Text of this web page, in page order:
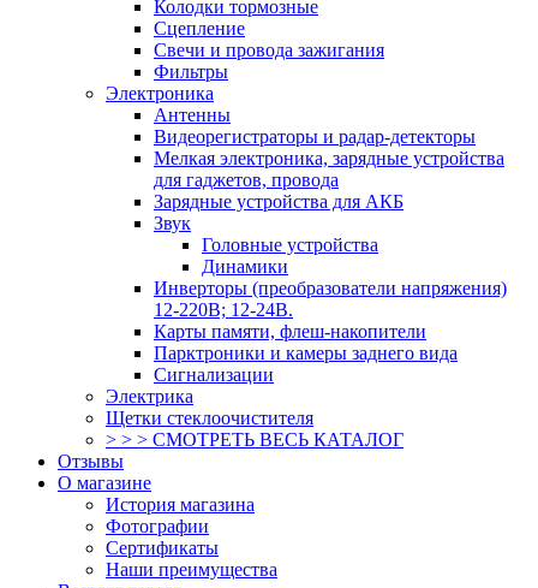
Колодки тормозные
Сцепление
Свечи и провода зажигания
Фильтры
Электроника
Антенны
Видеорегистраторы и радар-детекторы
Мелкая электроника, зарядные устройства
для гаджетов, провода
Зарядные устройства для АКБ
Звук
Головные устройства
Динамики
Инверторы (преобразователи напряжения)
12-220В; 12-24В.
Карты памяти, флеш-накопители
Парктроники и камеры заднего вида
Сигнализации
Электрика
Щетки стеклоочистителя
> > > СМОТРЕТЬ ВЕСЬ КАТАЛОГ
Отзывы
О магазине
История магазина
Фотографии
Сертификаты
Наши преимущества